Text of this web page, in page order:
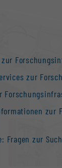
zur
zur
Fragen zur